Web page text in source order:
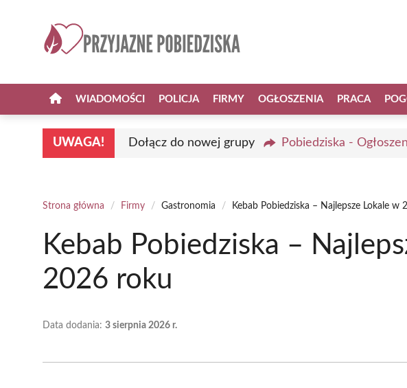
WIADOMOŚCI POLICJA FIRMY OGŁOSZENIA PRACA
UWAGA! Dołącz do nowej grupy Pobiedziska -
Strona główna / Firmy / Gastronomia / Kebab Pobiedziska – Najlepsze Lokale w
Kebab Pobiedziska –
2026 roku
Data dodania: 3 sierpnia 2026 r.